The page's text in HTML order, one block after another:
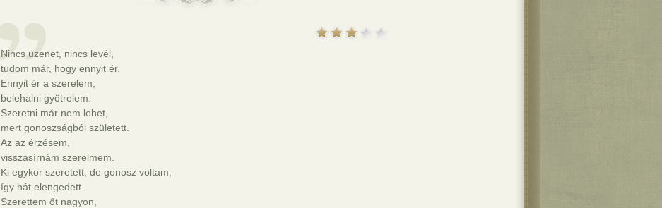
Nincs üzenet, nincs levél,
tudom már, hogy ennyit ér.
Ennyit ér a szerelem,
belehalni gyötrelem.
Szeretni már nem lehet,
mert gonoszságból született.
Az az érzésem,
visszasírnám szerelmem.
Ki egykor szeretett, de gonosz voltam,
így hát elengedett.
Szerettem őt nagyon,